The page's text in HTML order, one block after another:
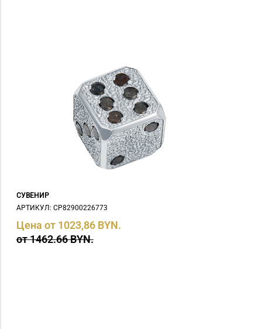
СУВЕНИР
АРТИКУЛ: СP82900226773
Цена от 1023,86 BYN.
от 1462.66 BYN.